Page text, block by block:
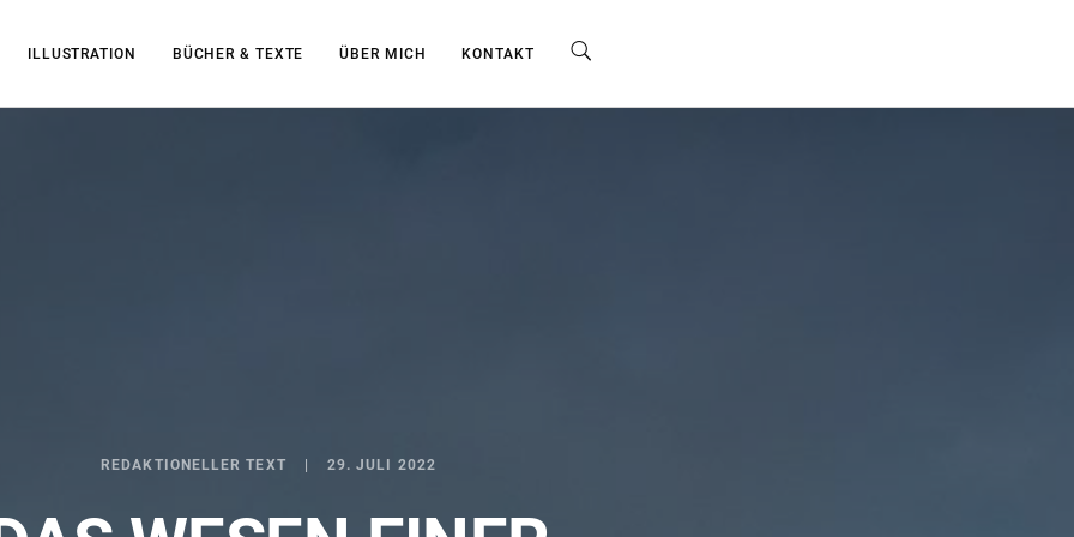
ILLUSTRATION BÜCHER & TEXTE ÜBER MICH KONTAKT
REDAKTIONELLER TEXT 29. JULI 2022